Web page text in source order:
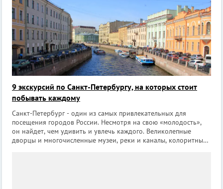
9 экскурсий по Санкт-Петербургу, на которых стоит
побывать каждому
Санкт-Петербург - один из самых привлекательных для
посещения городов России. Несмотря на свою «молодость»,
он найдет, чем удивить и увлечь каждого. Великолепные
дворцы и многочисленные музеи, реки и каналы, колоритные